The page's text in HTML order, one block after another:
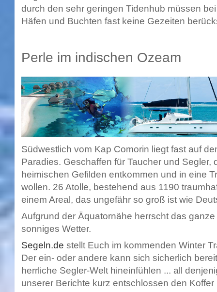
durch den sehr geringen Tidenhub müssen
Häfen und Buchten fast keine Gezeiten
Perle im indischen Ozeam
Südwestlich vom Kap Comorin liegt fast auf
Paradies. Geschaffen für Taucher und Segler,
heimischen Gefilden entkommen und in eine
wollen. 26 Atolle, bestehend aus 1190
einem Areal, das ungefähr so groß ist wie
Aufgrund der Äquatornähe herrscht das
sonniges Wetter.
Segeln.de stellt Euch im kommenden Winter
Der ein- oder andere kann sich sicherlich
herrliche Segler-Welt hineinfühlen ... all
unserer Berichte kurz entschlossen den